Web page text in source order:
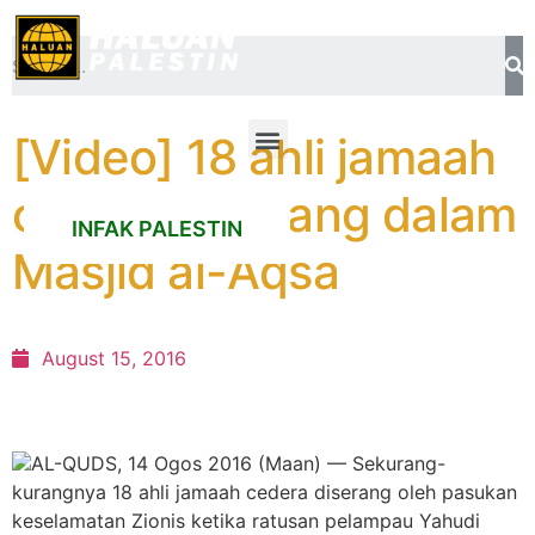
INFAK PALESTIN
[Video] 18 ahli jamaah
cedera diserang dalam
Masjid al-Aqsa
August 15, 2016
AL-QUDS, 14 Ogos 2016 (Maan) — Sekurang-
kurangnya 18 ahli jamaah cedera diserang oleh pasukan
keselamatan Zionis ketika ratusan pelampau Yahudi